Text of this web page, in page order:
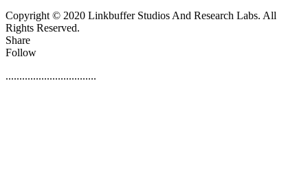
Copyright © 2020 Linkbuffer Studios And Research Labs. All
Rights Reserved.
Share
Follow
.................................